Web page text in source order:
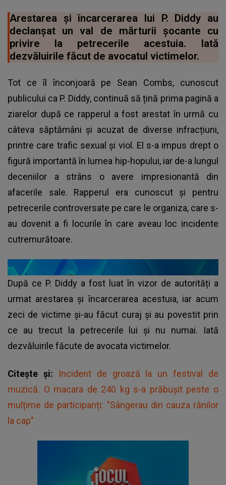
Arestarea şi încarcerarea lui P. Diddy au
declanșat un val de mărturii șocante cu
privire la petrecerile acestuia. Iată
dezvăluirile făcut de avocatul victimelor.
Tot ce îl înconjoară pe Sean Combs, cunoscut
publicului ca P. Diddy, continuă să țină prima pagină a
ziarelor după ce rapperul a fost arestat în urmă cu
câteva săptămâni și acuzat de diverse infracțiuni,
printre care trafic sexual și viol. El s-a impus drept o
figură importantă în lumea hip-hopului, iar de-a lungul
deceniilor a strâns o avere impresionantă din
afacerile sale. Rapperul era cunoscut și pentru
petrecerile controversate pe care le organiza, care s-
au dovenit a fi locurile în care aveau loc incidente
cutremurătoare.
După ce P. Diddy a fost luat în vizor de autorități a
urmat arestarea și încarcerarea acestuia, iar acum
zeci de victime și-au făcut curaj și au povestit prin
ce au trecut la petrecerile lui și nu numai. Iată
dezvăluirile făcute de avocata victimelor.
Citește și:
Incident de groază la un festival de
muzică. O macara de 240 kg s-a prăbușit peste o
mulțime de participanți: "Sângerau din cauza rănilor
la cap"